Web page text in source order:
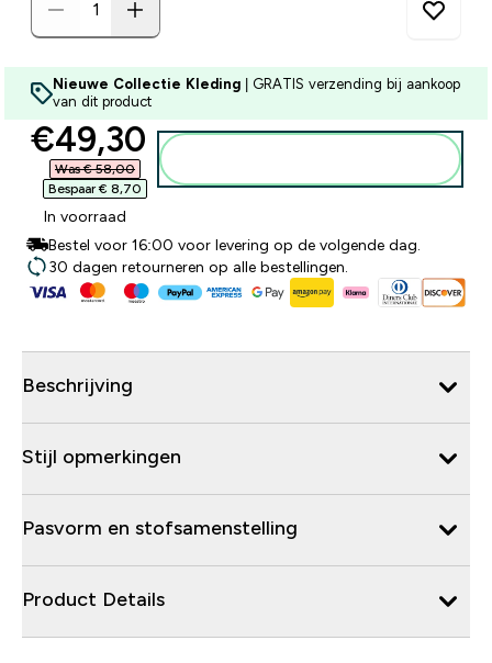
Nieuwe Collectie Kleding | GRATIS verzending bij aankoop
van dit product
discounted price
€49,30‎
Was € 58,00‎
Bespaar € 8,70‎
In voorraad
Bestel voor 16:00 voor levering op de volgende dag.
30 dagen retourneren op alle bestellingen.
Beschrijving
Stijl opmerkingen
Pasvorm en stofsamenstelling
Product Details